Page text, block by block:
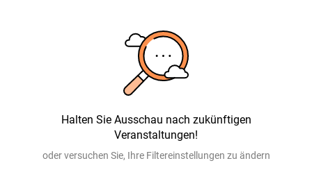
Halten Sie Ausschau nach zukünftigen
Veranstaltungen!
oder versuchen Sie, Ihre Filtereinstellungen zu ändern